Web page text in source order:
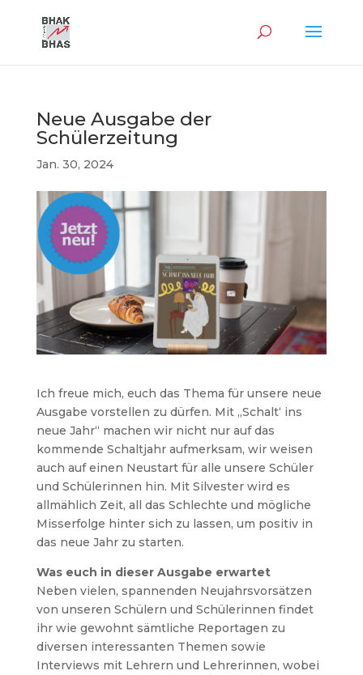
Neue Ausgabe der
Schülerzeitung
Jan. 30, 2024
Ich freue mich, euch das Thema für unsere neue
Ausgabe vorstellen zu dürfen. Mit „Schalt‘ ins
neue Jahr“ machen wir nicht nur auf das
kommende Schaltjahr aufmerksam, wir weisen
auch auf einen Neustart für alle unsere Schüler
und Schülerinnen hin. Mit Silvester wird es
allmählich Zeit, all das Schlechte und mögliche
Misserfolge hinter sich zu lassen, um positiv in
das neue Jahr zu starten.
Was euch in dieser Ausgabe erwartet
Neben vielen, spannenden Neujahrsvorsätzen
von unseren Schülern und Schülerinnen findet
ihr wie gewohnt sämtliche Reportagen zu
diversen interessanten Themen sowie
Interviews mit Lehrern und Lehrerinnen, wobei